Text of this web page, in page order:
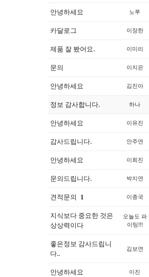
안녕하세요 노루
카달로그 이장한
제품 잘 봤어요. 이미리
문의 이지은
안녕하세요 김진아
정보 감사합니다. 하나
안녕하세요 이유진
감사드립니다. 안주연
안녕하세요 이희진
문의드립니다. 박지연
견적문의 1 이종국
지식보다 중요한 것은
상상력이다
오늘도 파
이팅!!!
좋은정보 감사드립니
다..
김보연
안녕하세요 이진